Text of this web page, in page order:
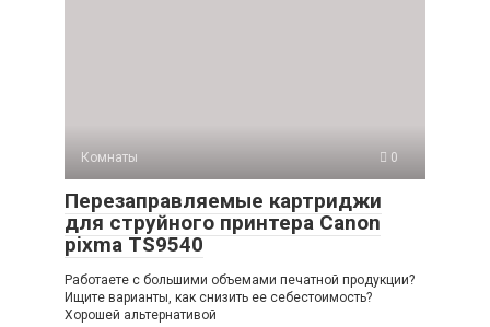
Комнаты 0
Перезаправляемые картриджи
для струйного принтера Canon
pixma TS9540
Работаете с большими объемами печатной продукции?
Ищите варианты, как снизить ее себестоимость?
Хорошей альтернативой